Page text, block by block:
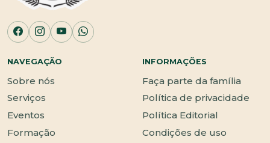
NAVEGAÇÃO
Sobre nós
Serviços
Eventos
Formação
INFORMAÇÕES
Faça parte da família
Política de privacidade
Política Editorial
Condições de uso